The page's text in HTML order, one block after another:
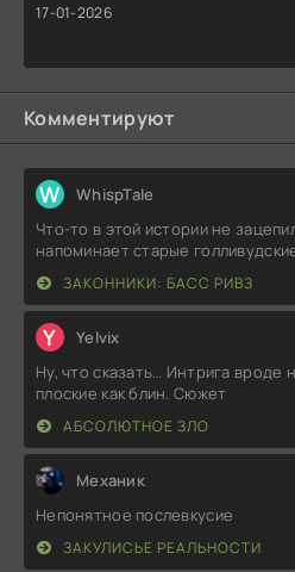
17-01-2026
Комментируют
W WhispTale
Что-то в этой истории не
напоминает старые
ЗАКОННИКИ: БАСС РИВЗ
Y Yelvix
Ну, что сказать… Интрига вроде
плоские как блин. Сюжет
АБСОЛЮТНОЕ ЗЛО
Механик
Непонятное послевкусие
ЗАКУЛИСЬЕ РЕАЛЬНОСТИ